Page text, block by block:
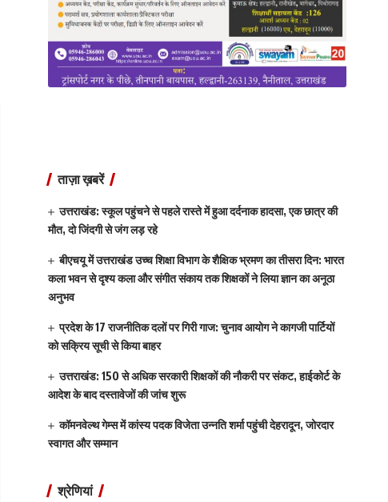
ताज़ा ख़बरें
उत्तराखंड: स्कूल पहुंचने से पहले रास्ते में हुआ दर्दनाक हादसा, एक छात्र की
मौत, दो जिंदगी से जंग लड़ रहे
बीएचयू में उत्तराखंड उच्च शिक्षा विभाग के शैक्षिक भ्रमण का तीसरा दिन: भारत
कला भवन से दृश्य कला और संगीत संकाय तक शिक्षकों ने लिया ज्ञान का अनूठा
अनुभव
प्रदेश के 17 राजनीतिक दलों पर गिरी गाज: चुनाव आयोग ने कागजी पार्टियों
को सक्रिय सूची से किया बाहर
उत्तराखंड: 150 से अधिक सरकारी शिक्षकों की नौकरी पर संकट, हाईकोर्ट के
आदेश के बाद दस्तावेजों की जांच शुरू
कॉमनवेल्थ गेम्स में कांस्य पदक विजेता उन्नति शर्मा पहुंची देहरादून, जोरदार
स्वागत और सम्मान
श्रेणियां